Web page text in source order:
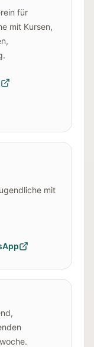
für
mit Kursen,
mit